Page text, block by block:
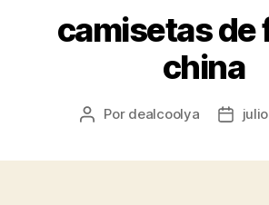
camisetas de
china
Autor
Por dealcoolya
Fecha